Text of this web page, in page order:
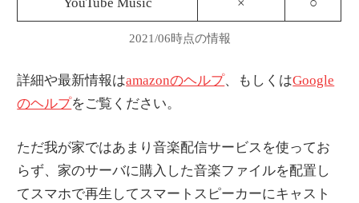
2021/06時点の情報
詳細や最新情報はamazonのヘルプ、もしくはGoogle
のヘルプをご覧ください。
ただ我が家ではあまり音楽配信サービスを使ってお
らず、家のサーバに購入した音楽ファイルを配置し
てスマホで再生してスマートスピーカーにキャスト